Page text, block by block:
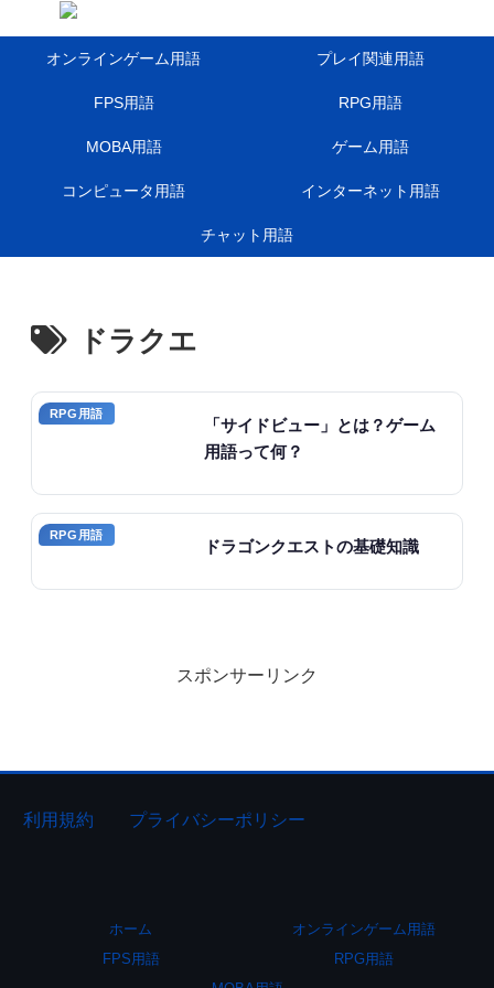
オンラインゲーム用語 プレイ関連用語
FPS用語 RPG用語
MOBA用語 ゲーム用語
コンピュータ用語 インターネット用語
チャット用語
ドラクエ
RPG用語
「サイドビュー」とは？ゲーム
用語って何？
RPG用語
ドラゴンクエストの基礎知識
スポンサーリンク
利用規約 プライバシーポリシー
ホーム
オンラインゲーム用語
FPS用語
RPG用語